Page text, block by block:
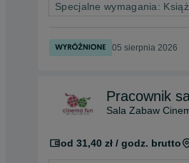
Specjalne wymagania:
05 sierpnia 2026
Pracownik
Sala Zabaw
od 31,40 zł / godz. brutto